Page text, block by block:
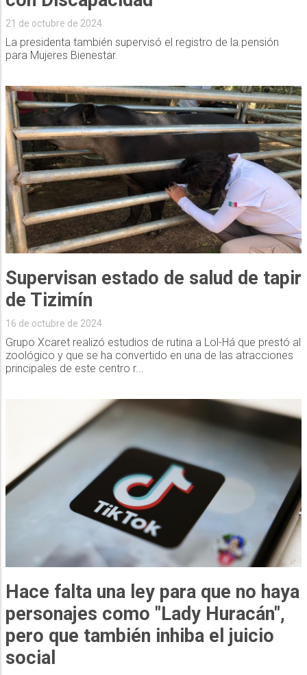
21 de octubre de 2024
La presidenta también supervisó el registro de la pensión
para Mujeres Bienestar.
Supervisan estado de salud de tapir
de Tizimín
16 de octubre de 2024
Grupo Xcaret realizó estudios de rutina a Lol-Há que prestó al
zoológico y que se ha convertido en una de las atracciones
principales de este centro r...
Hace falta una ley para que no haya
personajes como "Lady Huracán",
pero que también inhiba el juicio
social